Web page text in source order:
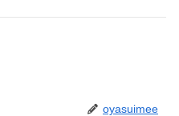
oyasuimee